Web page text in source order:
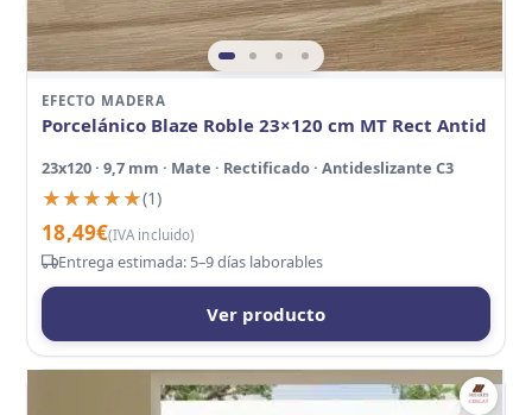
EFECTO MADERA
Porcelánico Blaze Roble 23×120 cm MT Rect Antid
23x120 · 9,7 mm · Mate · Rectificado · Antideslizante C3
★★★★★
★★★★★(1)
18,49€(IVA incluido)
Entrega estimada: 5–9 días laborables
Ver producto